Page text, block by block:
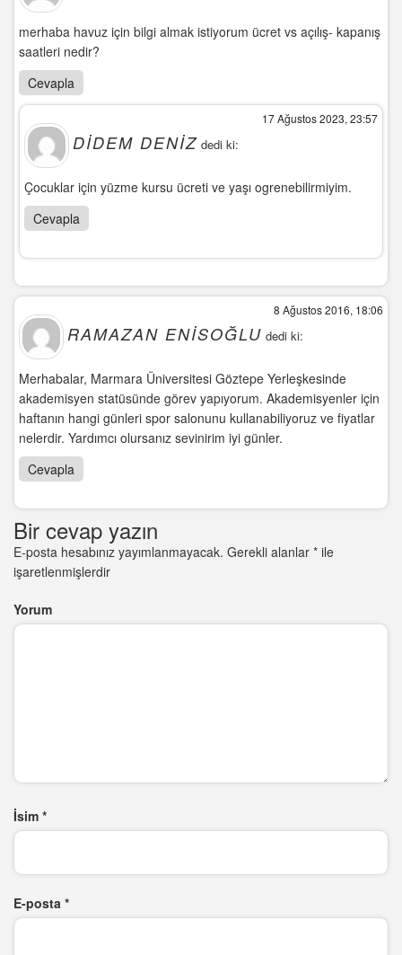
merhaba havuz için bilgi almak istiyorum ücret vs açılış- kapanış
saatleri nedir?
Cevapla
DIDEM DENIZ dedi ki:
17 Ağustos 2023, 23:57
Çocuklar için yüzme kursu ücreti ve yaşı ogrenebilirmiyim.
Cevapla
RAMAZAN ENISOĞLU dedi ki:
8 Ağustos 2016, 18:06
Merhabalar, Marmara Üniversitesi Göztepe Yerleşkesinde
akademisyen statüsünde görev yapıyorum. Akademisyenler için
haftanın hangi günleri spor salonunu kullanabiliyoruz ve fiyatlar
nelerdir. Yardımcı olursanız sevinirim iyi günler.
Cevapla
Bir cevap yazın
E-posta hesabınız yayımlanmayacak. Gerekli alanlar * ile
işaretlenmişlerdir
Yorum
İsim *
E-posta *